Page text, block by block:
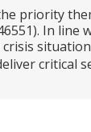
priority
In line
critical